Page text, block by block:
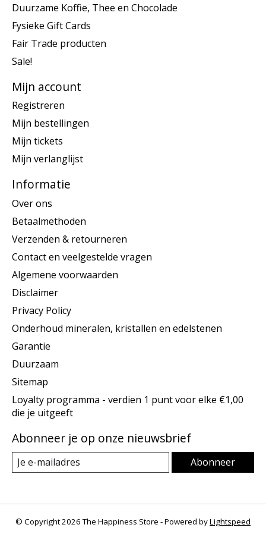
Duurzame Koffie, Thee en Chocolade
Fysieke Gift Cards
Fair Trade producten
Sale!
Mijn account
Registreren
Mijn bestellingen
Mijn tickets
Mijn verlanglijst
Informatie
Over ons
Betaalmethoden
Verzenden & retourneren
Contact en veelgestelde vragen
Algemene voorwaarden
Disclaimer
Privacy Policy
Onderhoud mineralen, kristallen en edelstenen
Garantie
Duurzaam
Sitemap
Loyalty programma - verdien 1 punt voor elke €1,00
die je uitgeeft
Abonneer je op onze nieuwsbrief
Abonneer
© Copyright 2026 The Happiness Store - Powered byLightspeed